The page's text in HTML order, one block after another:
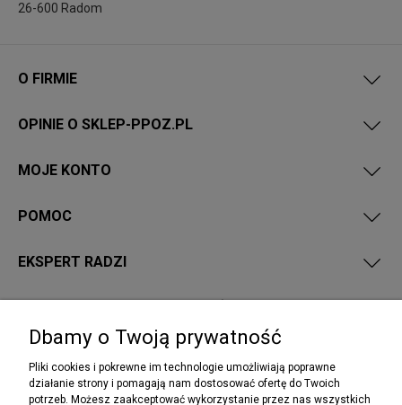
26-600 Radom
O FIRMIE
OPINIE O SKLEP-PPOZ.PL
MOJE KONTO
POMOC
EKSPERT RADZI
Dbamy o Twoją prywatność
Pliki cookies i pokrewne im technologie umożliwiają poprawne
działanie strony i pomagają nam dostosować ofertę do Twoich
potrzeb. Możesz zaakceptować wykorzystanie przez nas wszystkich